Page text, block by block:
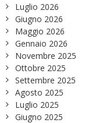
Luglio 2026
Giugno 2026
Maggio 2026
Gennaio 2026
Novembre 2025
Ottobre 2025
Settembre 2025
Agosto 2025
Luglio 2025
Giugno 2025